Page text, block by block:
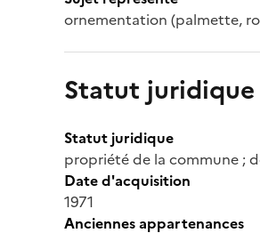
ornementation (palmette,
Statut juridique
Statut juridique
propriété de la commune ;
Date d'acquisition
1971
Anciennes appartenances